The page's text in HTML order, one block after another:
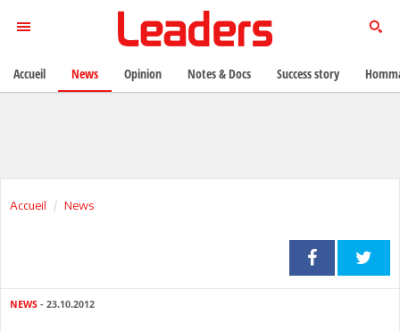
Accueil News
NEWS - 23.10.2012
Accueil News Opinion Notes & Docs Success story